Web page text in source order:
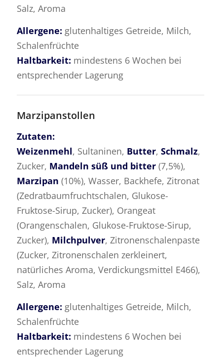
Salz, Aroma
Allergene: glutenhaltiges Getreide, Milch,
Schalenfrüchte
Haltbarkeit: mindestens 6 Wochen bei
entsprechender Lagerung
Marzipanstollen
Zutaten:
Weizenmehl, Sultaninen, Butter, Schmalz,
Zucker, Mandeln süß und bitter(7,5%),
Marzipan (10%), Wasser, Backhefe, Zitronat
(Zedratbaumfruchtschalen, Glukose-
Fruktose-Sirup, Zucker), Orangeat
(Orangenschalen, Glukose-Fruktose-Sirup,
Zucker), Milchpulver, Zitronenschalenpaste
(Zucker, Zitronenschalen zerkleinert,
natürliches Aroma, Verdickungsmittel E466),
Salz, Aroma
Allergene: glutenhaltiges Getreide, Milch,
Schalenfrüchte
Haltbarkeit: mindestens 6 Wochen bei
entsprechender Lagerung